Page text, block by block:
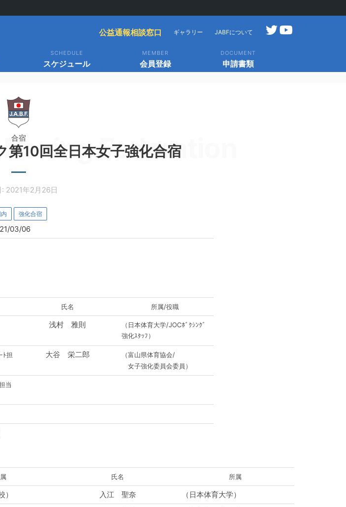
公益通報相談窓口 ギャラリー JABFについて
SCHEDULE
スケジュール
MEMBER
会員登録
DOCUMENT
申請書類
Federation
合宿
10回全日本女子強化合宿
: 2021年2月26日
強化合宿
03/06
氏名 所属/役職
浅村 雅則
（日本体育大学/JOCﾎﾞｸｼﾝｸﾞ
強化ｽﾀｯﾌ）
ﾄ担
大谷 栄二郎
（富山県体育協会/
女子強化委員会委員）
当
氏名 所属
） 入江 聖奈
（日本体育大学）